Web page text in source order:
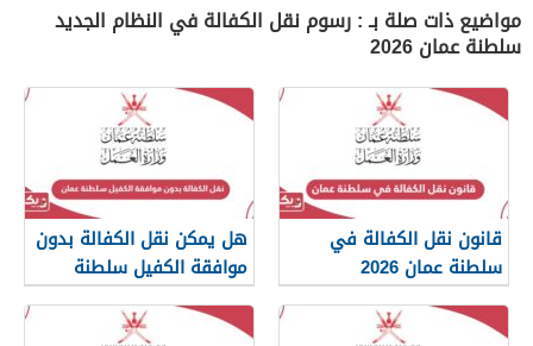
مواضيع ذات صلة بـ : رسوم نقل الكفالة في النظام الجديد
سلطنة عمان 2026
قانون نقل الكفالة في
سلطنة عمان 2026
هل يمكن نقل الكفالة بدون
موافقة الكفيل سلطنة
عمان؟